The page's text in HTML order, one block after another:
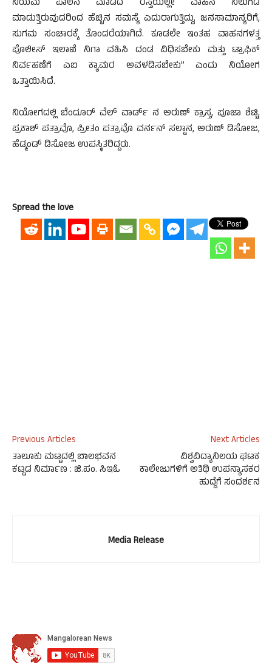
ನಿಯಮ ಪಾಲನೆ ಮಾಡದೆ ರಸ್ತೆಯಲ್ಲೇ ವಾಹನ ನಿಲುಗಡೆ
ಮಾಡುತ್ತಿರುವುದರಿಂದ ಹೆಚ್ಚಿನ ಸಮಸ್ಯೆ ಎದುರಾಗುತ್ತಿದ್ದು, ಜನಸಾಮಾನ್ಯರಿಗೆ,
ಸುಗಮ ಸಂಚಾರಕ್ಕೆ ತೊಂದರೆಯಾಗಿದೆ. ಕೂಡಲೇ ಇಂತಹ ವಾಹನಗಳತ್ತ
ಪೊಲೀಸ್ ಇಲಾಖೆ ನಿಗಾ ವಹಿಸಿ ದಂಡ ವಿಧಿಸಬೇಕು ಮತ್ತು ಟ್ರಾಫಿಕ್
ನಿರ್ವಹಣೆಗೆ ಎಐ ಕ್ಯಾಮರ ಅವಳಡಿಸಬೇಕು” ಎಂದು ನಿಯೋಗ
ಒತ್ತಾಯಿಸಿದೆ.
ನಿಯೋಗದಲ್ಲಿ ಬೆಂದೂರ್ ವೆಲ್ ವಾರ್ಡ್ ನ ಅರುಣ್ ಕ್ರಾಸ್ತ, ಪೂಜಾ ಶೆಟ್ಟಿ,
ಪ್ರಕಾಶ್ ಪತ್ರಾವೊ, ಪ್ರೀತಂ ಪತ್ರಾವೊ ವರ್ನನ್ ಸಲ್ಡಾನ, ಅರುಣ್ ಡಿಸೋಜ,
ಹೆಡ್ಮಂಡ್ ಡಿಸೋಜ ಉಪಸ್ಥಿತರಿದ್ದರು.
Spread the love
Previous Articles
ತಾಲೂಕು ಮಟ್ಟದಲ್ಲಿ ಬಾಲಭವನ
ಕಟ್ಟಡ ನಿರ್ಮಾಣ : ಜಿ.ಪಂ. ಸಿಇಓ
Next Articles
ವಿಶ್ವವಿದ್ಯಾನಿಲಯ ಘಟಕ
ಕಾಲೇಜುಗಳಿಗೆ ಅತಿಥಿ ಉಪನ್ಯಾಸಕರ
ಹುದ್ದೆಗೆ ಸಂದರ್ಶನ
Media Release